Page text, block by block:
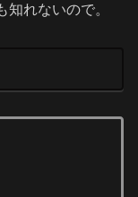
れないので。